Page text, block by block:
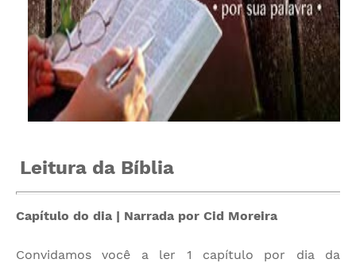
Leitura da Bíblia
Capítulo do dia | Narrada por Cid Moreira
Convidamos você a ler 1 capítulo por dia da